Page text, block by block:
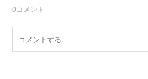
0コメント